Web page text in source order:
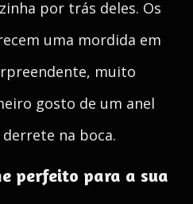
por trás deles. Os
uma mordida em
muito
gosto de um anel
na boca.
perfeito para a sua